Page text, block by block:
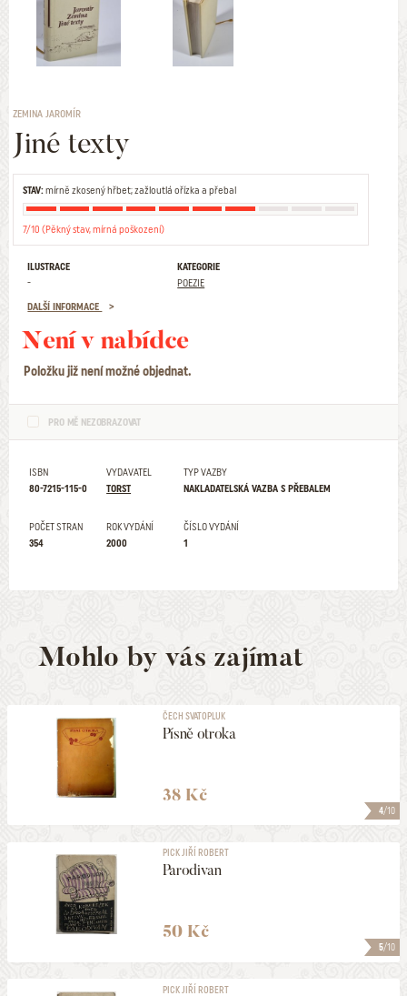
ZEMINA JAROMÍR
Jiné texty
STAV:mírně zkosený hřbet; zažloutlá ořízka a přebal
7/10 (Pěkný stav, mírná poškození)
ILUSTRACE
-
KATEGORIE
POEZIE
DALŠÍ INFORMACE
Není v nabídce
Položku již není možné objednat.
PRO MĚ NEZOBRAZOVAT
ISBN
80-7215-115-0
VYDAVATEL
TORST
TYP VAZBY
NAKLADATELSKÁ VAZBA S PŘEBALEM
POČET STRAN
354
ROK VYDÁNÍ
2000
ČÍSLO VYDÁNÍ
1
Mohlo by vás zajímat
4/10
ČECH SVATOPLUK
Písně otroka
38 Kč
5/10
PICK JIŘÍ ROBERT
Parodivan
50 Kč
PICK JIŘÍ ROBERT